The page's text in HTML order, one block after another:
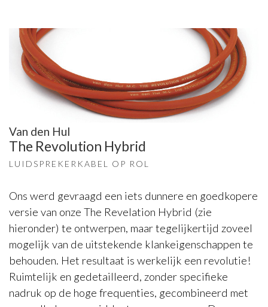
Van den Hul
The Revolution Hybrid
LUIDSPREKERKABEL OP ROL
Ons werd gevraagd een iets dunnere en goedkopere
versie van onze The Revelation Hybrid (zie
hieronder) te ontwerpen, maar tegelijkertijd zoveel
mogelijk van de uitstekende klankeigenschappen te
behouden. Het resultaat is werkelijk een revolutie!
Ruimtelijk en gedetailleerd, zonder specifieke
nadruk op de hoge frequenties, gecombineerd met